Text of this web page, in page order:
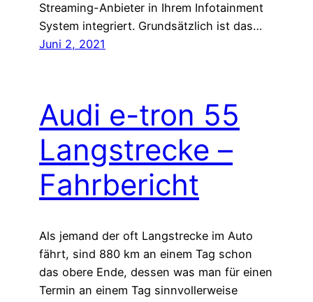
Streaming-Anbieter in Ihrem Infotainment
System integriert. Grundsätzlich ist das…
Juni 2, 2021
Audi e-tron 55
Langstrecke –
Fahrbericht
Als jemand der oft Langstrecke im Auto
fährt, sind 880 km an einem Tag schon
das obere Ende, dessen was man für einen
Termin an einem Tag sinnvollerweise